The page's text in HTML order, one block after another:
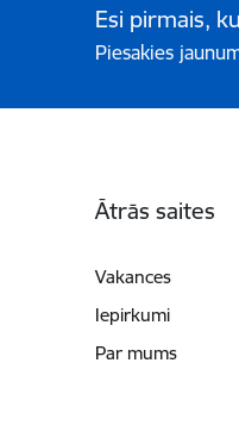
Esi pirmais,
Piesakies
Ātrās saites
Vakances
Iepirkumi
Par mums